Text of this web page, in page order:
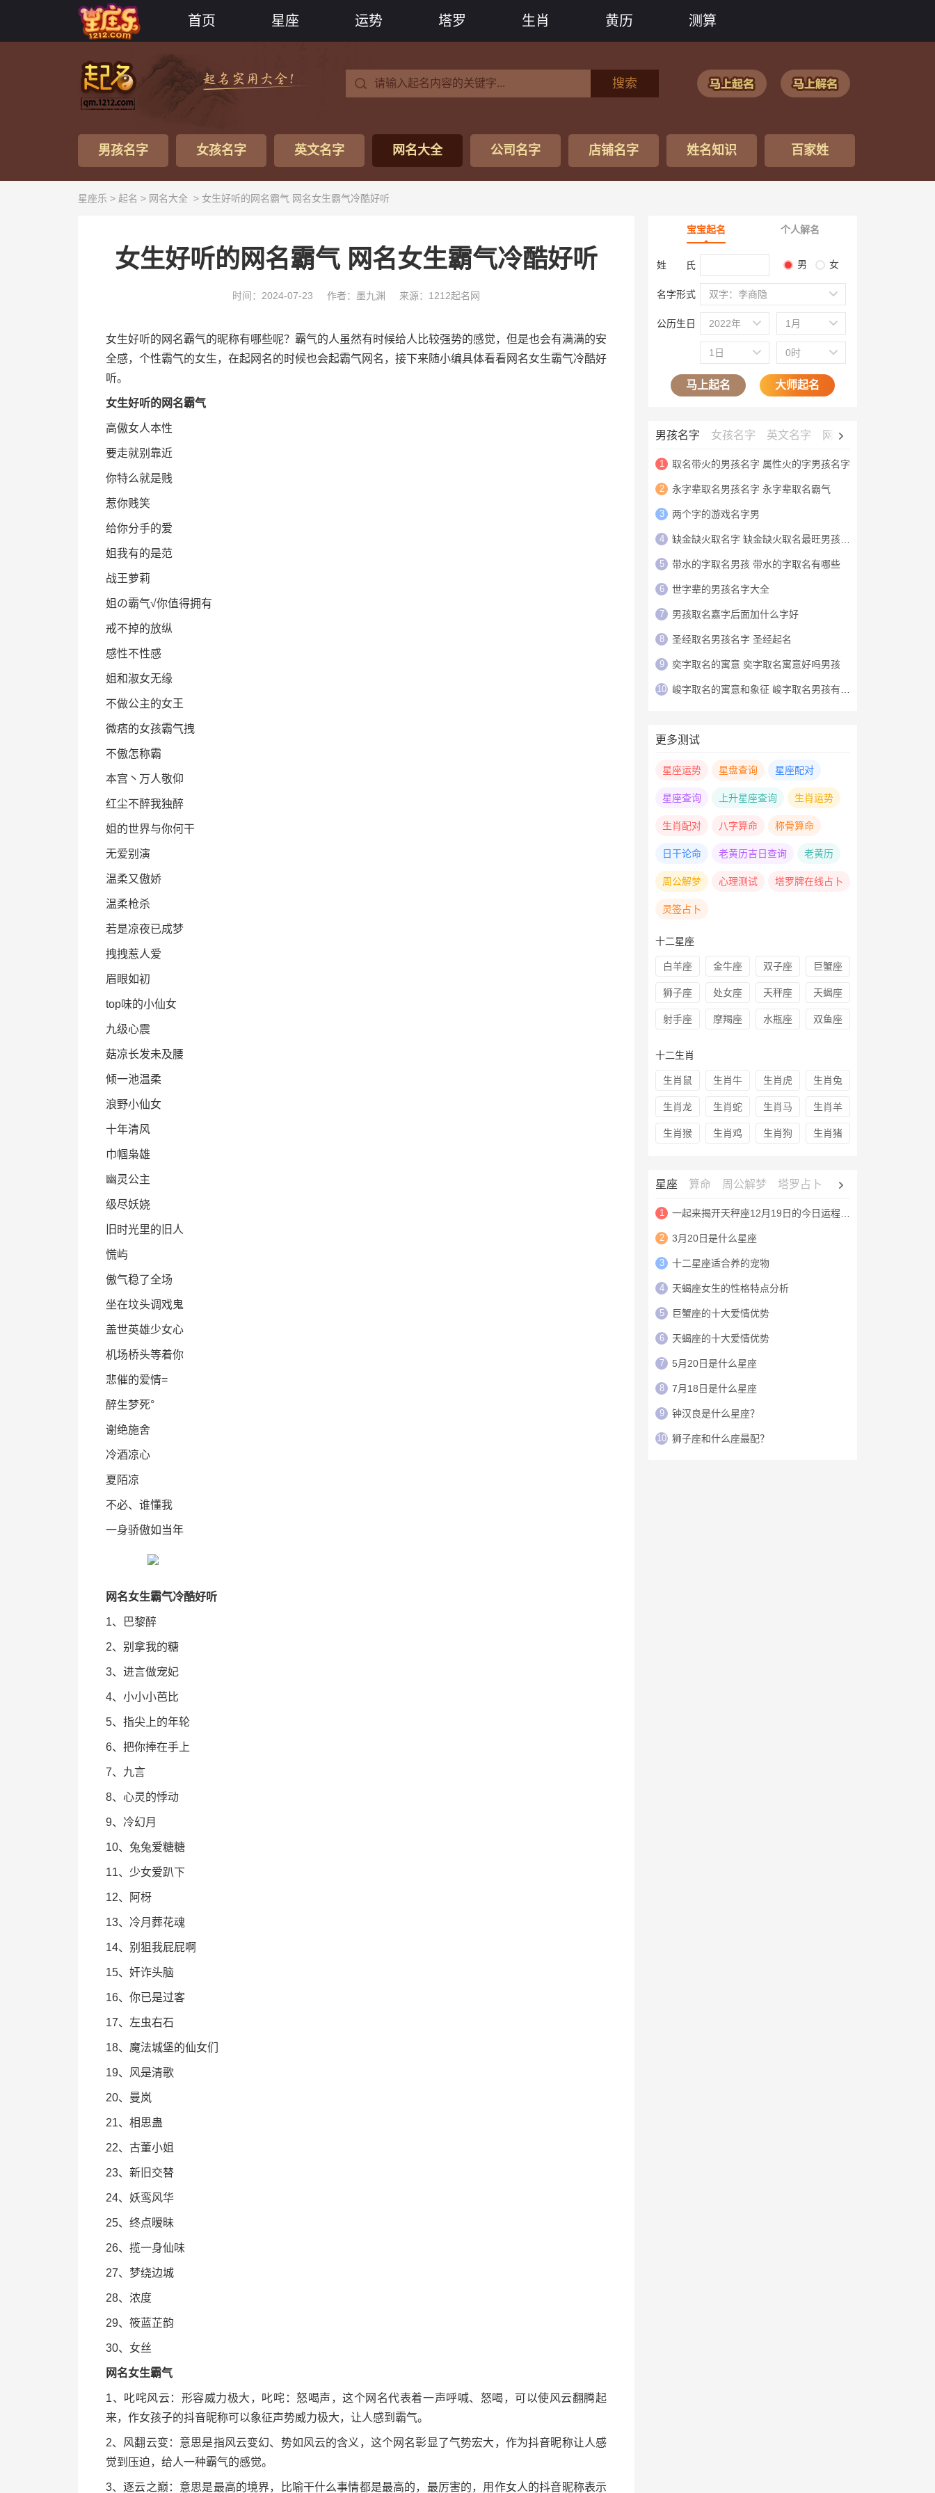
首页 星座 运势 塔罗 生肖 黄历 测算
搜索
男孩名字 女孩名字 英文名字 网名大全 公司名字 店铺名字 姓名知识 百家姓
星座乐 > 起名 > 网名大全 > 女生好听的网名霸气 网名女生霸气冷酷好听
女生好听的网名霸气 网名女生霸气冷酷好听
时间：2024-07-23 作者：墨九渊 来源：1212起名网
女生好听的网名霸气的昵称有哪些呢？霸气的人虽然有时候给人比较强势的感觉，但是也会有满满的安
全感，个性霸气的女生，在起网名的时候也会起霸气网名，接下来随小编具体看看网名女生霸气冷酷好
听。
女生好听的网名霸气
高傲女人本性
要走就别靠近
你特么就是贱
惹你贱笑
给你分手的爱
姐我有的是范
战王萝莉
姐の霸气√你值得拥有
戒不掉的放纵
感性不性感
姐和淑女无缘
不做公主的女王
微痞的女孩霸气拽
不傲怎称霸
本宫丶万人敬仰
红尘不醉我独醉
姐的世界与你何干
无爱别演
温柔又傲娇
温柔枪杀
若是凉夜已成梦
拽拽惹人爱
眉眼如初
top味的小仙女
九级心震
菇凉长发未及腰
倾一池温柔
浪野小仙女
十年清风
巾帼枭雄
幽灵公主
级尽妖娆
旧时光里的旧人
慌屿
傲气稳了全场
坐在坟头调戏鬼
盖世英雄少女心
机场桥头等着你
悲催的爱情=
醉生梦死°
谢绝施舍
冷酒凉心
夏陌凉
不必、谁懂我
一身骄傲如当年
网名女生霸气冷酷好听
1、巴黎醉
2、别拿我的糖
3、进言做宠妃
4、小小小芭比
5、指尖上的年轮
6、把你捧在手上
7、九言
8、心灵的悸动
9、冷幻月
10、兔兔爱糖糖
11、少女爱趴下
12、阿枒
13、冷月葬花魂
14、别狙我屁屁啊
15、奸诈头脑
16、你已是过客
17、左虫右石
18、魔法城堡的仙女们
19、风是清歌
20、曼岚
21、相思蛊
22、古董小姐
23、新旧交替
24、妖鸾风华
25、终点暧昧
26、揽一身仙味
27、梦绕边城
28、浓度
29、筱蓝芷韵
30、女丝
网名女生霸气
1、叱咤风云：形容威力极大，叱咤：怒喝声，这个网名代表着一声呼喊、怒喝，可以使风云翻腾起
来，作女孩子的抖音昵称可以象征声势威力极大，让人感到霸气。
2、风翻云变：意思是指风云变幻、势如风云的含义，这个网名彰显了气势宏大，作为抖音昵称让人感
觉到压迫，给人一种霸气的感觉。
3、逐云之巅：意思是最高的境界，比喻干什么事情都是最高的，最厉害的，用作女人的抖音昵称表示
宝宝起名 个人解名
姓 氏 男 女
名字形式 双字：李商隐
公历生日 2022年 1月
1日 0时
马上起名 大师起名
男孩名字 女孩名字 英文名字 网名大全
1 取名带火的男孩名字 属性火的字男孩名字
2 永字辈取名男孩名字 永字辈取名霸气
3 两个字的游戏名字男
4 缺金缺火取名字 缺金缺火取名最旺男孩名字
5 带水的字取名男孩 带水的字取名有哪些
6 世字辈的男孩名字大全
7 男孩取名嘉字后面加什么字好
8 圣经取名男孩名字 圣经起名
9 奕字取名的寓意 奕字取名寓意好吗男孩
10 峻字取名的寓意和象征 峻字取名男孩有寓意
更多测试
星座运势 星盘查询 星座配对
星座查询 上升星座查询 生肖运势
生肖配对 八字算命 称骨算命
日干论命 老黄历吉日查询 老黄历
周公解梦 心理测试 塔罗牌在线占卜
灵签占卜
十二星座
白羊座 金牛座 双子座 巨蟹座
狮子座 处女座 天秤座 天蝎座
射手座 摩羯座 水瓶座 双鱼座
十二生肖
生肖鼠 生肖牛 生肖虎 生肖兔
生肖龙 生肖蛇 生肖马 生肖羊
生肖猴 生肖鸡 生肖狗 生肖猪
星座 算命 周公解梦 塔罗占卜 心理测试
1 一起来揭开天秤座12月19日的今日运程查询
2 3月20日是什么星座
3 十二星座适合养的宠物
4 天蝎座女生的性格特点分析
5 巨蟹座的十大爱情优势
6 天蝎座的十大爱情优势
7 5月20日是什么星座
8 7月18日是什么星座
9 钟汉良是什么星座？
10 狮子座和什么座最配？